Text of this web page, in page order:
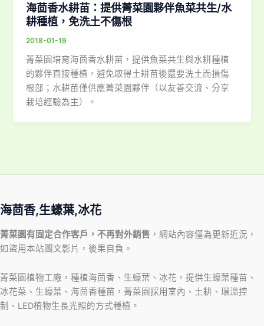
海茴香水耕苗：提供菁菜園夥伴魚菜共生/水
耕種植，免洗土不傷根
2018-01-19
菁菜園培育海茴香水耕苗，提供魚菜共生與水耕種植
的夥伴直接種植，避免取得土耕苗後還要洗土而損傷
根部；水耕苗僅供應菁菜園夥伴（以友善交流、分享
栽培經驗為主）。
海茴香,生蠔葉,冰花
菁菜園有固定合作客戶，不再對外銷售 ，網站內容僅為更新近況，
如盜用本站圖文影片，後果自負。
菁菜園植物工廠，種植海茴香、生蠔葉、冰花，提供生蠔葉種苗、
冰花菜、生蠔葉、海茴香種苗，菁菜園採用室內、土耕、環溫控
制、LED植物生長光照的方式種植。